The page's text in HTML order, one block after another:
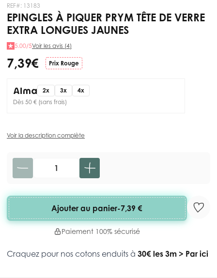
REF#: 13183
EPINGLES À PIQUER PRYM TÊTE DE VERRE
EXTRA LONGUES JAUNES
5.00/5Voir les avis (4)
7,39 € Prix Rouge
2x 3x
4x
Dès 50 € (sans frais)
Voir la description complète
Quantité
Ajouter au panier-7,39 €
Paiement 100% sécurisé
Craquez pour nos cotons enduits à 30€ les 3m > Par ici